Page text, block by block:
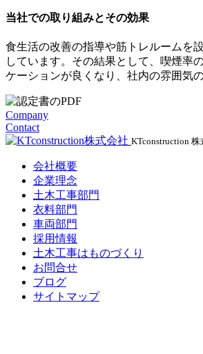
ン
当社での取り組みとその効果
食生活の改善の指導や筋トレルームを
しています。その結果として、喫煙率
ケーションが良くなり、社内の雰囲気
Company
Contact
KTconstruction 株
会社概要
企業理念
土木工事部門
衣料部門
車両部門
採用情報
土木工事はものづくり
お問合せ
ブログ
サイトマップ